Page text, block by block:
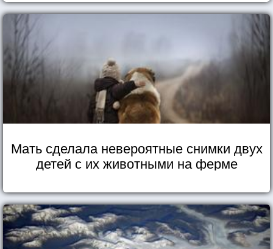
Мать сделала невероятные снимки двух
детей с их животными на ферме